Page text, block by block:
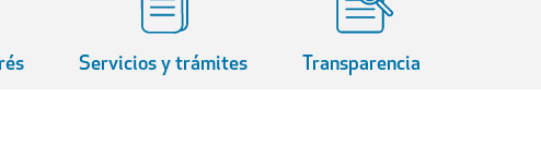
Servicios y trámites Transparencia